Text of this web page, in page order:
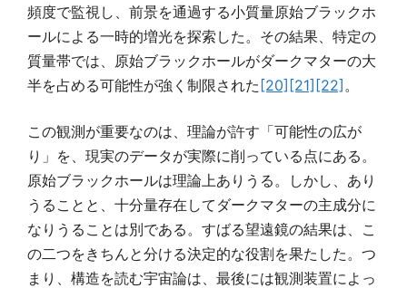
頻度で監視し、前景を通過する小質量原始ブラックホ
ールによる一時的増光を探索した。その結果、特定の
質量帯では、原始ブラックホールがダークマターの大
半を占める可能性が強く制限された[20][21][22] 。
この観測が重要なのは、理論が許す「可能性の広が
り」を、現実のデータが実際に削っている点にある。
原始ブラックホールは理論上ありうる。しかし、あり
うることと、十分量存在してダークマターの主成分に
なりうることは別である。すばる望遠鏡の結果は、こ
の二つをきちんと分ける決定的な役割を果たした。つ
まり、構造を読む宇宙論は、最後には観測装置によっ